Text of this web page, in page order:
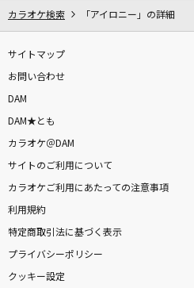
カラオケ検索 「アイロニー」の詳細
サイトマップ
お問い合わせ
DAM
DAM★とも
カラオケ＠DAM
サイトのご利用について
カラオケご利用にあたっての注意事項
利用規約
特定商取引法に基づく表示
プライバシーポリシー
クッキー設定